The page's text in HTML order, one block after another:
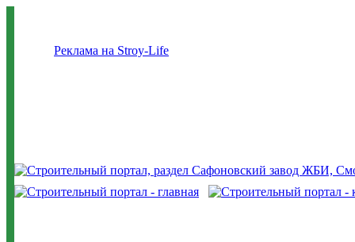
Реклама на Stroy-Life